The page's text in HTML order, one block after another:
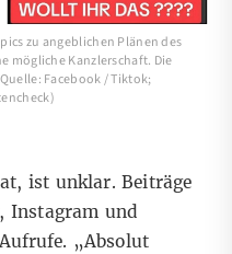
zu angeblichen Plänen des
mögliche Kanzlerschaft. Die
Facebook / Tiktok;
ist unklar. Beiträge
,Instagram und
„Absolut